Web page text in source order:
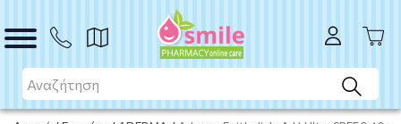
Μη διαθέσιμο προϊόν
Μη διαθέσιμο